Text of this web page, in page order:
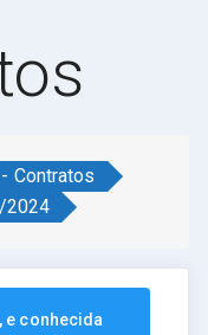
Contratos
2024
e conhecida